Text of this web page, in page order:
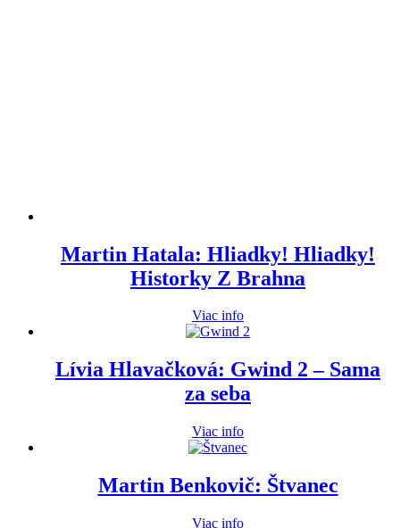
Martin Hatala: Hliadky! Hliadky!
Historky Z Brahna
Viac info
Lívia Hlavačková: Gwind 2 – Sama
za seba
Viac info
Martin Benkovič: Štvanec
Viac info